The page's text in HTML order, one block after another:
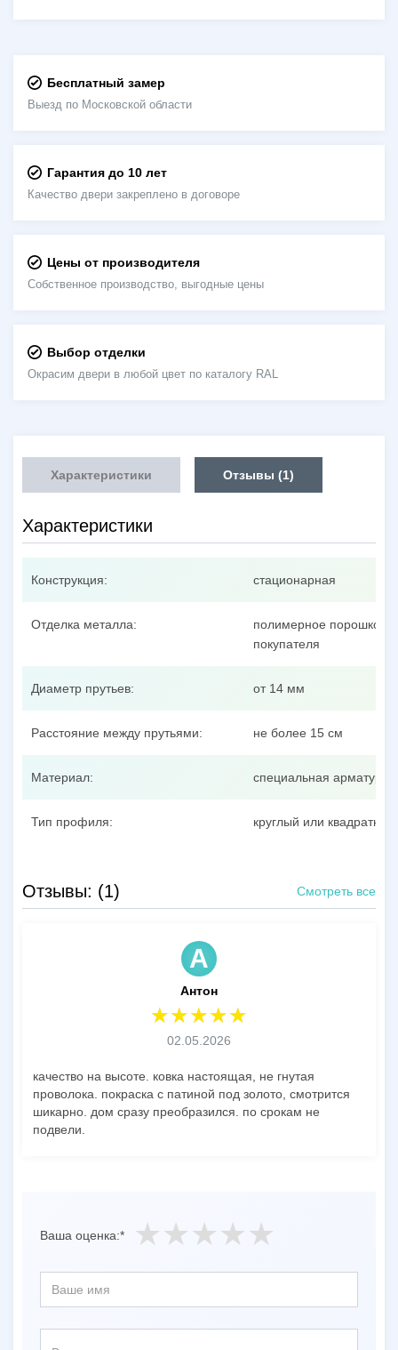
Бесплатный замер
Выезд по Московской области
Гарантия до 10 лет
Качество двери закреплено в договоре
Цены от производителя
Собственное производство, выгодные цены
Выбор отделки
Окрасим двери в любой цвет по каталогу RAL
Характеристики Отзывы (1)
Характеристики
Конструкция: стационарная
Отделка металла:
полимерное
покупателя
Диаметр прутьев: от 14 мм
Расстояние между прутьями: не более 15 см
Материал: специальная
Тип профиля: круглый или квадратный
Отзывы: (1) Смотреть все
А
Антон
02.05.2026
качество на высоте. ковка настоящая, не гнутая
проволока. покраска с патиной под золото, смотрится
шикарно. дом сразу преобразился. по срокам не
подвели.
Ваша оценка:*